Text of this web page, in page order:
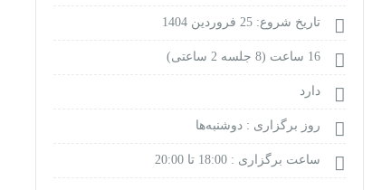
تاریخ شروع: 25 فروردین 1404
16 ساعت (8 جلسه 2 ساعتی)
دارد
روز برگزاری : دوشنبه‌ها
ساعت برگزاری : 18:00 تا 20:00